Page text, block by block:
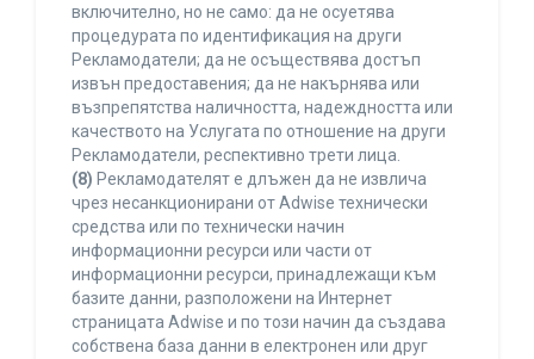
включително, но не само: да не осуетява
процедурата по идентификация на други
Рекламодатели; да не осъществява достъп
извън предоставения; да не накърнява или
възпрепятства наличността, надеждността или
качеството на Услугата по отношение на други
Рекламодатели, респективно трети лица.
(8) Рекламодателят е длъжен да не извлича
чрез несанкционирани от Adwise технически
средства или по технически начин
информационни ресурси или части от
информационни ресурси, принадлежащи към
базите данни, разположени на Интернет
страницата Adwise и по този начин да създава
собствена база данни в електронен или друг